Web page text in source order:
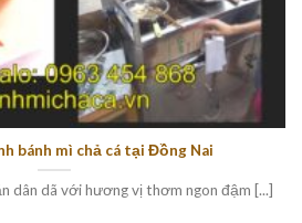
bánh mì chả cá tại Đồng Nai
dân dã với hương vị thơm ngon đậm [...]